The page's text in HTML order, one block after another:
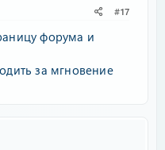
#17
форума и
за мгновение